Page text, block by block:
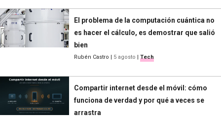
El problema de la computación cuántica no
es hacer el cálculo, es demostrar que salió
bien
Rubén Castro | 5 agosto | Tech
Compartir internet desde el móvil: cómo
funciona de verdad y por qué a veces se
arrastra